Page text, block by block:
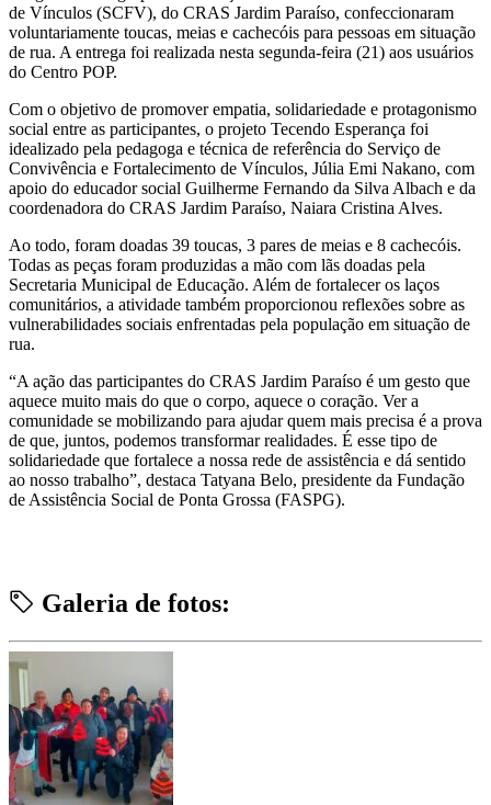
de Vínculos (SCFV), do CRAS Jardim Paraíso, confeccionaram
voluntariamente toucas, meias e cachecóis para pessoas em situação
de rua. A entrega foi realizada nesta segunda-feira (21) aos usuários
do Centro POP.
Com o objetivo de promover empatia, solidariedade e protagonismo
social entre as participantes, o projeto Tecendo Esperança foi
idealizado pela pedagoga e técnica de referência do Serviço de
Convivência e Fortalecimento de Vínculos, Júlia Emi Nakano, com
apoio do educador social Guilherme Fernando da Silva Albach e da
coordenadora do CRAS Jardim Paraíso, Naiara Cristina Alves.
Ao todo, foram doadas 39 toucas, 3 pares de meias e 8 cachecóis.
Todas as peças foram produzidas a mão com lãs doadas pela
Secretaria Municipal de Educação. Além de fortalecer os laços
comunitários, a atividade também proporcionou reflexões sobre as
vulnerabilidades sociais enfrentadas pela população em situação de
rua.
“A ação das participantes do CRAS Jardim Paraíso é um gesto que
aquece muito mais do que o corpo, aquece o coração. Ver a
comunidade se mobilizando para ajudar quem mais precisa é a prova
de que, juntos, podemos transformar realidades. É esse tipo de
solidariedade que fortalece a nossa rede de assistência e dá sentido
ao nosso trabalho”, destaca Tatyana Belo, presidente da Fundação
de Assistência Social de Ponta Grossa (FASPG).
Galeria de fotos: